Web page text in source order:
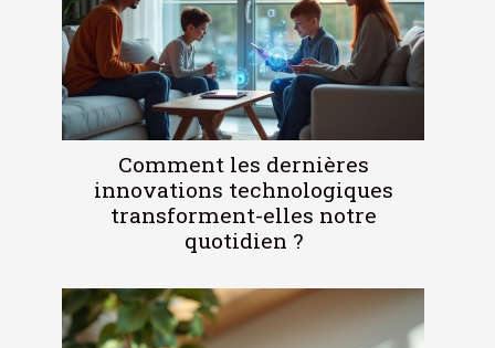
Comment les dernières
innovations technologiques
transforment-elles notre
quotidien ?